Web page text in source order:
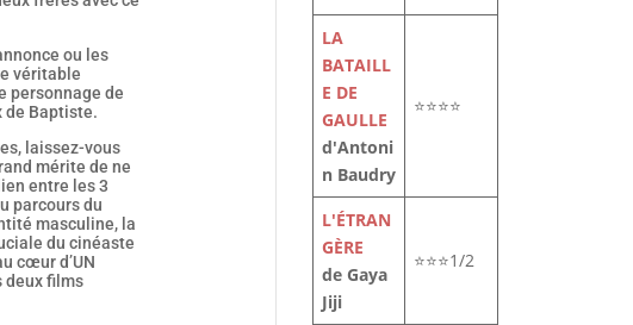
ou les
véritable
personnage de
de Baptiste.
laissez-vous
mérite de ne
entre les 3
parcours du
masculine, la
du cinéaste
cœur d’UN
deux films
LA
BATAILL
E DE
GAULLE
d'Antoni
n Baudry
⭐⭐⭐⭐
L'ÉTRAN
GÈRE
de Gaya
Jiji
⭐⭐⭐1/2